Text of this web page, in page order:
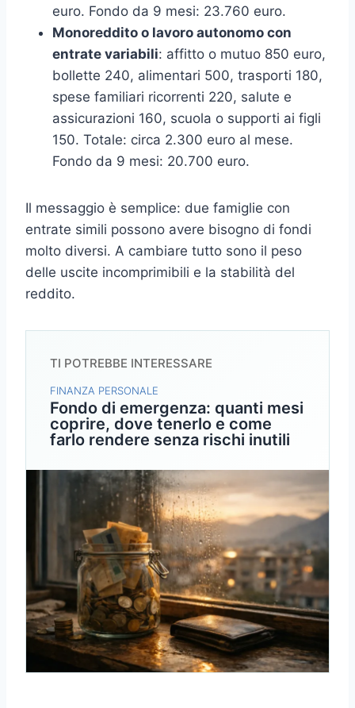
euro. Fondo da 9 mesi: 23.760 euro.
Monoreddito o lavoro autonomo con
entrate variabili: affitto o mutuo 850 euro,
bollette 240, alimentari 500, trasporti 180,
spese familiari ricorrenti 220, salute e
assicurazioni 160, scuola o supporti ai figli
150. Totale: circa 2.300 euro al mese.
Fondo da 9 mesi: 20.700 euro.
Il messaggio è semplice: due famiglie con
entrate simili possono avere bisogno di fondi
molto diversi. A cambiare tutto sono il peso
delle uscite incomprimibili e la stabilità del
reddito.
TI POTREBBE INTERESSARE
FINANZA PERSONALE
Fondo di emergenza: quanti mesi
coprire, dove tenerlo e come
farlo rendere senza rischi inutili